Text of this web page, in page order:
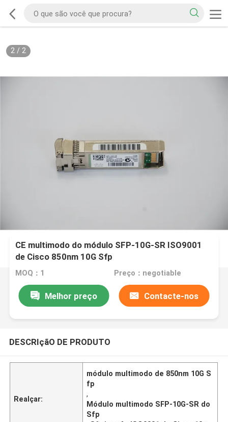
2/ 2
CE multimodo do módulo SFP-10G-SR ISO9001
de Cisco 850nm 10G Sfp
MOQ：1 Preço：negotiable
Melhor preço Contacte-nos
DESCRIçãO DE PRODUTO
Realçar:
módulo multimodo de 850nm 10G S
fp
,
Módulo multimodo SFP-10G-SR do
Sfp